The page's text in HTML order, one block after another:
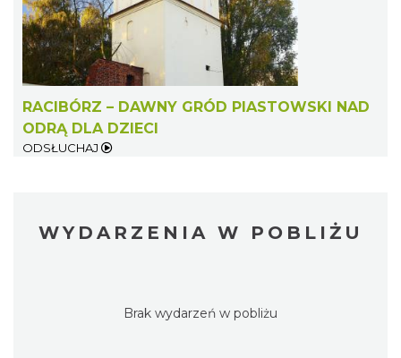
RACIBÓRZ – DAWNY GRÓD PIASTOWSKI NAD
ODRĄ DLA DZIECI
ODSŁUCHAJ
WYDARZENIA W POBLIŻU
Brak wydarzeń w pobliżu